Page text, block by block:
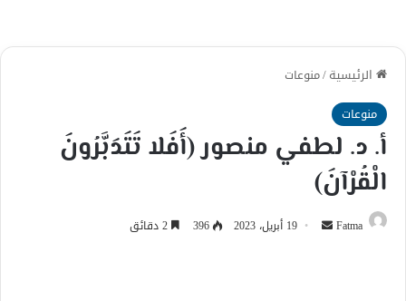
الرئيسية/منوعات
منوعات
أ. د. لطفي منصور (أَفَلا تَتَدَبَّرُونَ
الْقُرْآنَ)
Fatma
أرسل 19 أبريل، 2023 396